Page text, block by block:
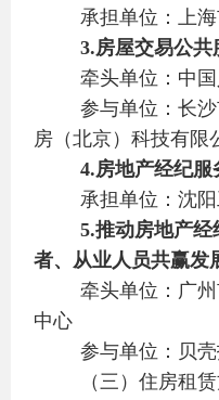
承担单位：上
3.房屋交易公
牵头单位：中
参与单位：长
房（北京）科技有限
4.房地产经纪
承担单位：沈
5.推动房地产经
者、从业人员共赢发
牵头单位：广
中心
参与单位：贝
（三）住房租